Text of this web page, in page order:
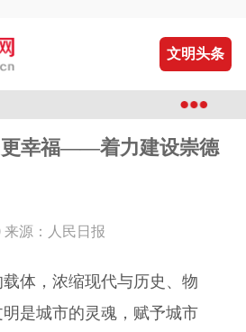
文明头条
更幸福——着力建设崇德
来源：人民日报
，浓缩现代与历史、物
是城市的灵魂，赋予城市